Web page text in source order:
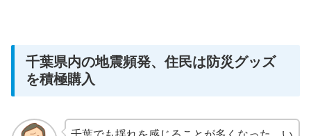
千葉県内の地震頻発、住民は防災グッズ
を積極購入